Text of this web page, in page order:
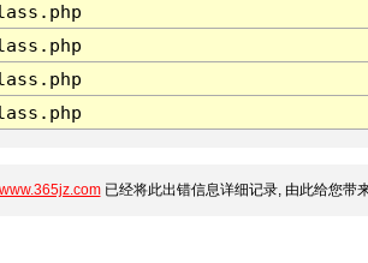
www.365jz.com已经将此出错信息详细记录, 由此给您带